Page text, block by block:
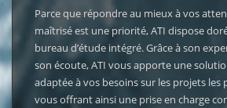
Parce que répondre au mieux à vos
maîtrisé est une priorité, ATI dispose
bureau d’étude intégré. Grâce à son
son écoute, ATI vous apporte une
adaptée à vos besoins sur les projets les
vous offrant ainsi une prise en charge